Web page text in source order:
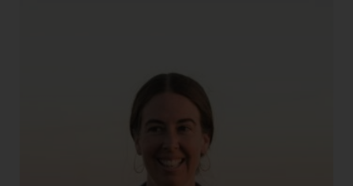
nachhaltiger gestalten – und direkt vor
ihrer Haustür in Nordkalifornien damit
anfangen. Und genau aus diesem Grund
baute sie das Projekt „Fibershed“ auf, das
Bäuer*innen, Färber*innen, Designer*innen
und Hersteller*innen vernetzt. In einem